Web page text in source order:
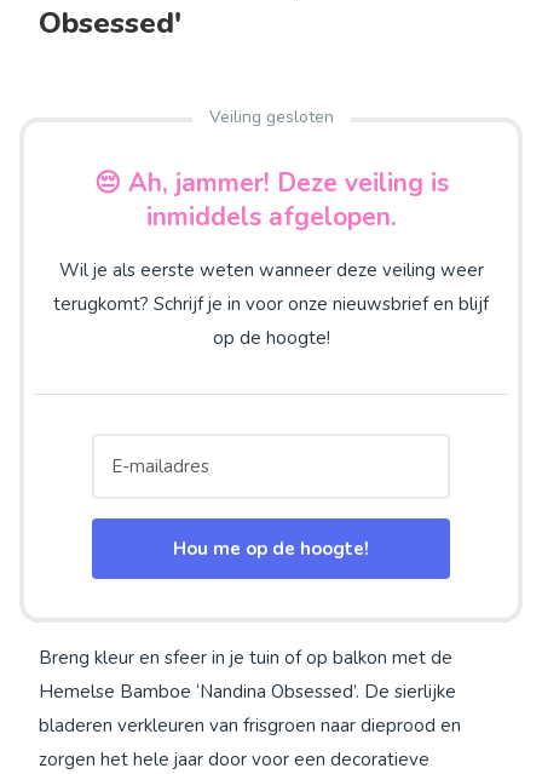
Obsessed'
Veiling gesloten
😔 Ah, jammer! Deze veiling is
inmiddels afgelopen.
Wil je als eerste weten wanneer deze veiling weer
terugkomt? Schrijf je in voor onze nieuwsbrief en blijf
op de hoogte!
Hou me op de hoogte!
Breng kleur en sfeer in je tuin of op balkon met de
Hemelse Bamboe ‘Nandina Obsessed’. De sierlijke
bladeren verkleuren van frisgroen naar dieprood en
zorgen het hele jaar door voor een decoratieve